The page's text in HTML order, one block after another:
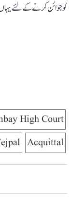
کو جوائن کرنے کے لئے
High Court
Acquittal